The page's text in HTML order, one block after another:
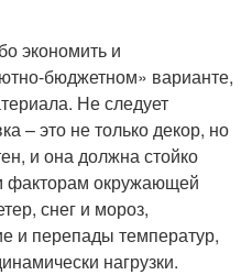
экономить и
бюджетном» варианте,
Не следует
– это не только декор, но
и она должна стойко
факторам окружающей
снег и мороз,
и перепады температур,
нагрузки.